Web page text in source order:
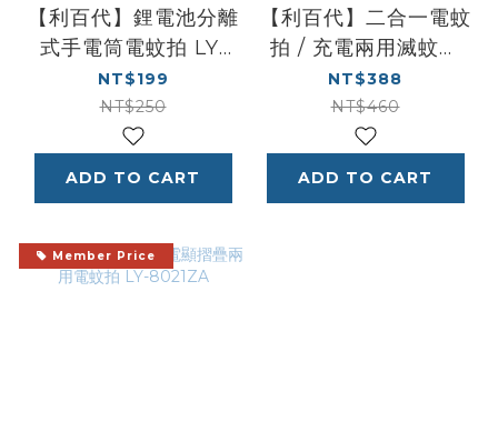
【利百代】鋰電池分離
式手電筒電蚊拍 LY-
8007ZA
NT$199
NT$250
ADD TO CART
【利百代】二合一電蚊
拍 / 充電兩用滅蚊拍
LY-8018ZA
NT$388
NT$460
ADD TO CART
Member Price